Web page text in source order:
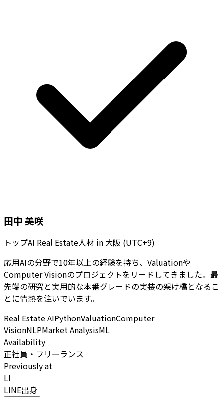
田中 美咲
トップAI Real Estate人材 in 大阪 (UTC+9)
応用AIの分野で10年以上の経験を持ち、Valuationや
Computer Visionのプロジェクトをリードしてきました。最
先端の研究と実用的な本番グレードの実装の架け橋となるこ
とに情熱を注いでいます。
Real Estate AIPythonValuationComputer
VisionNLPMarket AnalysisML
Availability
正社員・フリーランス
Previously at
LI
LINE出身